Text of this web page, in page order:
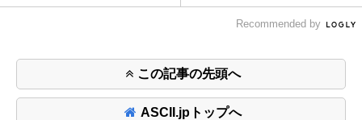
Recommended by
この記事の先頭へ
ASCII.jpトップへ